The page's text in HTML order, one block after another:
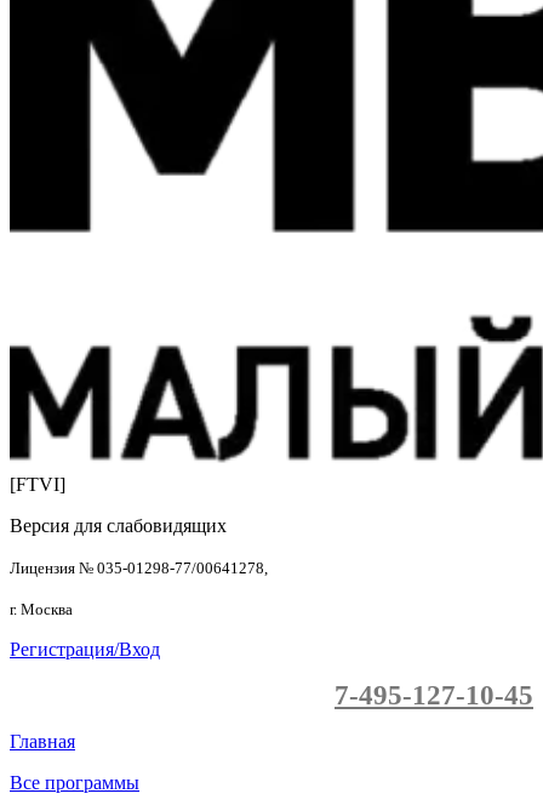
[FTVI]
Версия для слабовидящих
Лицензия № 035-01298-77/00641278,
г. Москва
Регистрация/Вход
7-495-127-10-45
Главная
Все программы